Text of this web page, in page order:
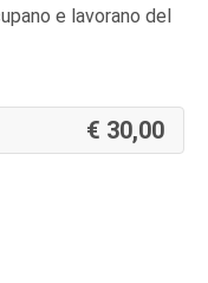
e lavorano del
30,00